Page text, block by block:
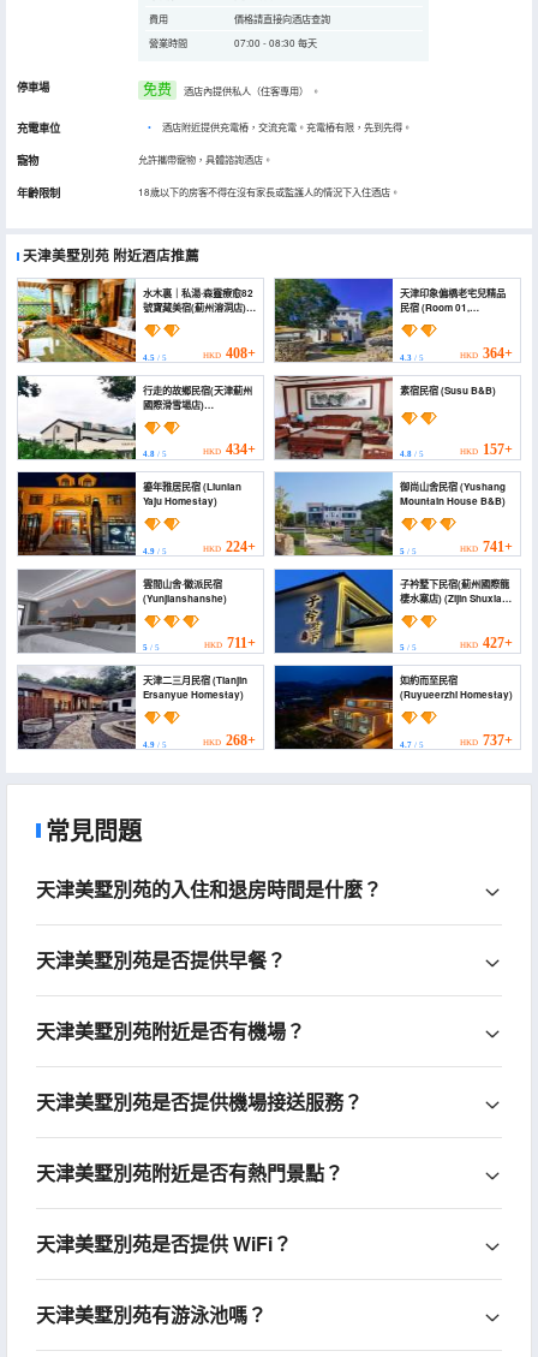
費用
價格請直接向酒店查詢
營業時間
07:00 - 08:30 每天
停車場 免费 酒店內提供私人（住客專用） 。
充電車位 • 酒店附近提供充電樁，交流充電。充電樁有限，先到先得。
寵物 允許攜帶寵物，具體諮詢酒店。
年齡限制 18歲以下的房客不得在沒有家長或監護人的情況下入住酒店。
天津美墅別苑 附近酒店推薦
水木裏｜私湯·森靈療愈82
號寶藏美宿(薊州溶洞店)
(Treasure B&B, No. 82,
Shuimuli)
4.5 / 5 HKD 408+
天津印象偏橋老宅兒精品
民宿 (Room 01,
Villagers' Committee of
Pianqiaozi Village,
Luozhuangzi Town,
Jizhou District, Tianjin
City)
4.3/ 5 HKD 364+
行走的故鄉民宿(天津薊州
國際滑雪場店)
(Xingzoude Guxiang
Homestay (Tianjin
Jizhou International Ski
Resort))
4.8 / 5 HKD 434+
素宿民宿 (Susu B&B)
4.8/ 5 HKD 157+
鎏年雅居民宿 (Liunian
Yaju Homestay)
4.9 / 5 HKD 224+
御尚山舍民宿 (Yushang
Mountain House B&B)
5/ 5 HKD 741+
雲間山舍·徽派民宿
(Yunjianshanshe)
5 / 5 HKD 711+
子衿墅下民宿(薊州國際龍
棲水寨店) (Zijin Shuxia
Homestay (Jizhou
International Longqi
Water Village))
5/ 5 HKD 427+
天津二三月民宿 (Tianjin
Ersanyue Homestay)
4.9 / 5 HKD 268+
如約而至民宿
(Ruyueerzhi Homestay)
4.7/ 5 HKD 737+
常見問題
天津美墅別苑的入住和退房時間是什麼？
天津美墅別苑是否提供早餐？
天津美墅別苑附近是否有機場？
天津美墅別苑是否提供機場接送服務？
天津美墅別苑附近是否有熱門景點？
天津美墅別苑是否提供 WiFi？
天津美墅別苑有游泳池嗎？